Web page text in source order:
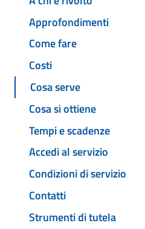
Approfondimenti
Come fare
Costi
Cosa serve
Cosa si ottiene
Tempi e scadenze
Accedi al servizio
Condizioni di servizio
Contatti
Strumenti di tutela